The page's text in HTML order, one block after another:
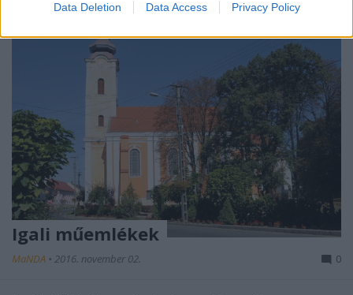
Data Deletion Data Access Privacy Policy
Igali műemlékek
MaNDA • 2016. november 02. 0